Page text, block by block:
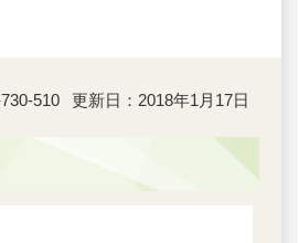
510 更新日：2018年1月17日